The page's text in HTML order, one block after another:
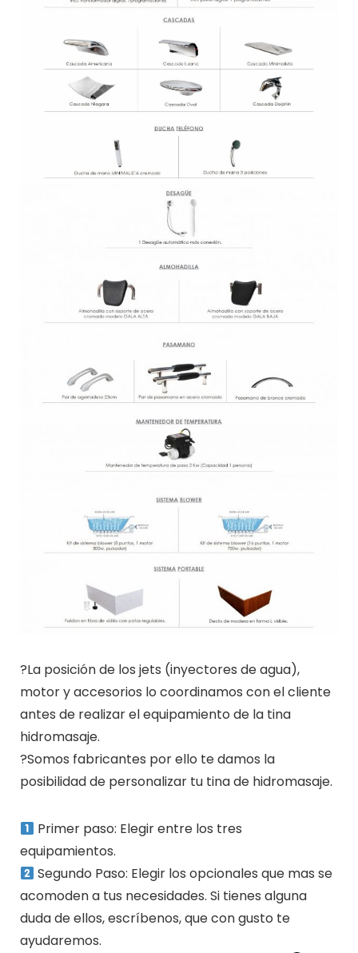
?La posición de los jets (inyectores de agua),
motor y accesorios lo coordinamos con el cliente
antes de realizar el equipamiento de la tina
hidromasaje.
?Somos fabricantes por ello te damos la
posibilidad de personalizar tu tina de hidromasaje.
Primer paso: Elegir entre los tres
equipamientos.
Segundo Paso: Elegir los opcionales que mas se
acomoden a tus necesidades. Si tienes alguna
duda de ellos, escríbenos, que con gusto te
ayudaremos.